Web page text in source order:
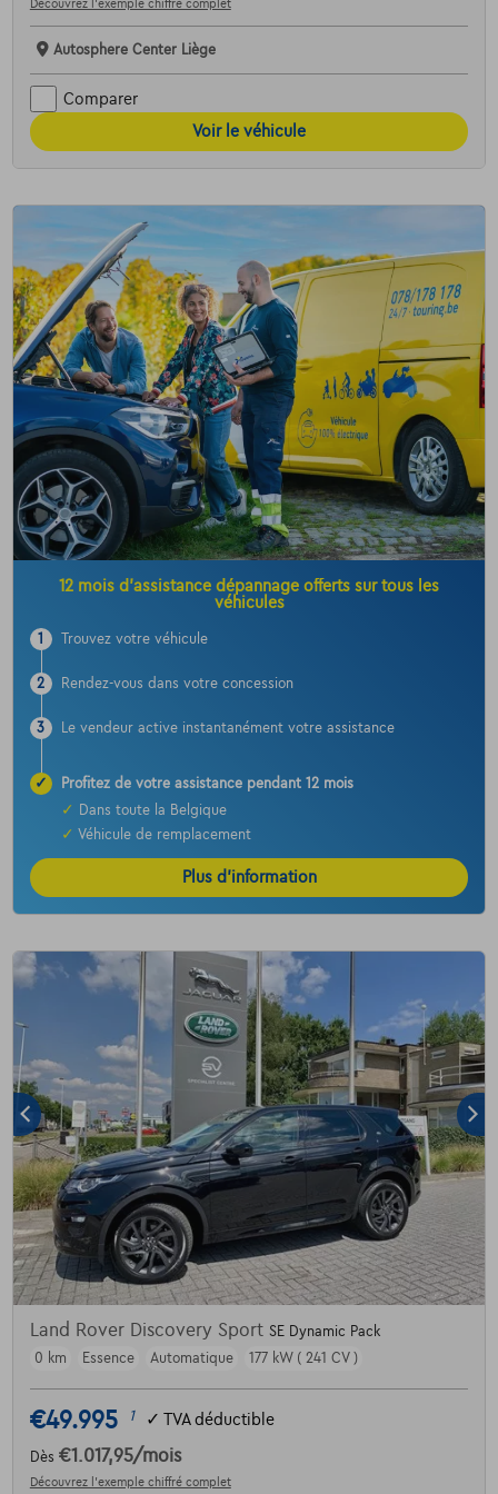
Découvrez l’exemple chiffré complet
Autosphere Center Liège
Comparer
Voir le véhicule
12 mois d’assistance dépannage offerts sur tous les
véhicules
1 Trouvez votre véhicule
2 Rendez-vous dans votre concession
3 Le vendeur active instantanément votre assistance
✓
Profitez de votre assistance pendant 12 mois
✓
Dans toute la Belgique
✓ Véhicule de remplacement
Plus d’information
Land Rover Discovery Sport SE Dynamic Pack
0 km
Essence Automatique 177 kW ( 241 CV )
€49.995 1 ✓ TVA déductible
Dès €1.017,95/mois
Découvrez l’exemple chiffré complet